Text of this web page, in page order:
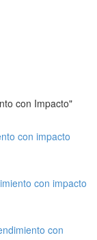
con Impacto"
con impacto
con impacto
con